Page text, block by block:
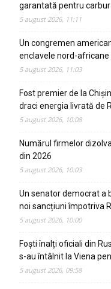
garantată pentru
5 august 2026, 11:11
Un congremen
enclavele nord-
5 august 2026, 11:03
Fost premier de la
draci energia livrată de
5 august 2026, 10:08
Numărul firmelor
din 2026
5 august 2026, 10:03
Un senator democrat a
noi sancțiuni împotriva
5 august 2026, 10:00
Foști înalți oficiali din
s-au întâlnit la Viena
5 august 2026, 09:58